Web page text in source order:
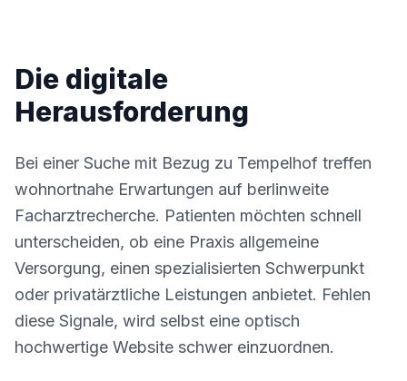
Die digitale
Herausforderung
Bei einer Suche mit Bezug zu Tempelhof treffen
wohnortnahe Erwartungen auf berlinweite
Facharztrecherche. Patienten möchten schnell
unterscheiden, ob eine Praxis allgemeine
Versorgung, einen spezialisierten Schwerpunkt
oder privatärztliche Leistungen anbietet. Fehlen
diese Signale, wird selbst eine optisch
hochwertige Website schwer einzuordnen.